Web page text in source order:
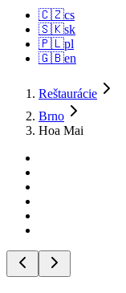
🇨🇿cs
🇸🇰sk
🇵🇱pl
🇬🇧en
Reštaurácie
Brno
Hoa Mai